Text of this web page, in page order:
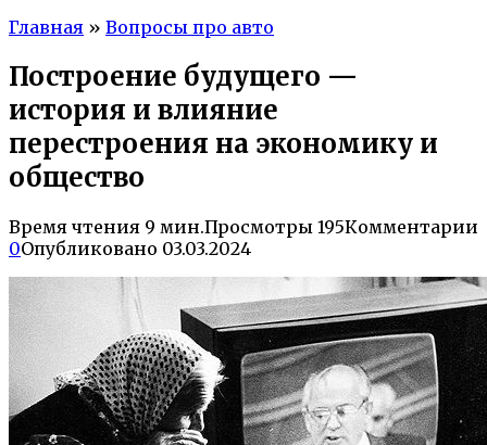
Главная » Вопросы про авто
Построение будущего —
история и влияние
перестроения на экономику и
общество
Время чтения 9 мин.Просмотры 195Комментарии
0Опубликовано 03.03.2024